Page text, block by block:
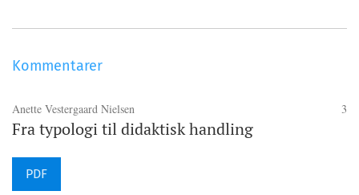
Kommentarer
Anette Vestergaard Nielsen 3
Fra typologi til didaktisk handling
PDF